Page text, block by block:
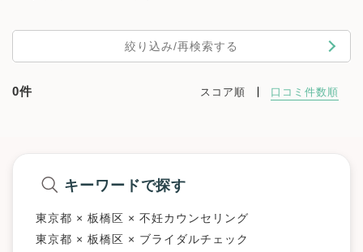
絞り込み/再検索する
0件 スコア順 口コミ件数順
キーワードで探す
東京都 × 板橋区 × 不妊カウンセリング
東京都 × 板橋区 × ブライダルチェック